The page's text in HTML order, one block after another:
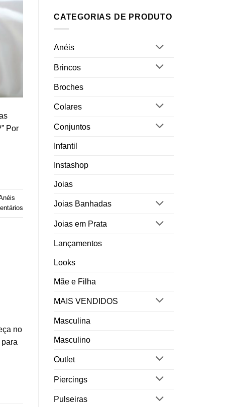
Por
no
CATEGORIAS DE PRODUTO
Anéis
Brincos
Broches
Colares
Conjuntos
Infantil
Instashop
Joias
Joias Banhadas
Joias em Prata
Lançamentos
Looks
Mãe e Filha
MAIS VENDIDOS
Masculina
Masculino
Outlet
Piercings
Pulseiras